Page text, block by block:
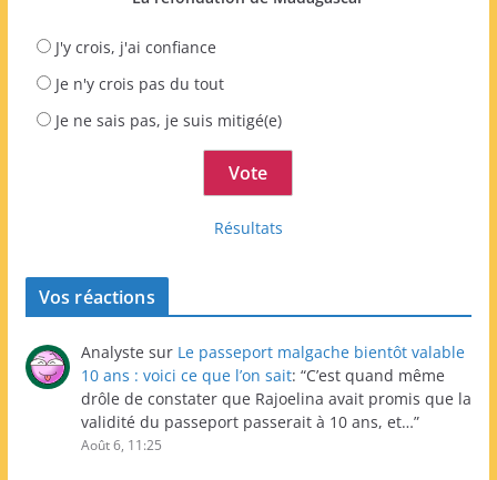
J'y crois, j'ai confiance
Je n'y crois pas du tout
Je ne sais pas, je suis mitigé(e)
Résultats
Vos réactions
Analyste sur Le passeport malgache bientôt valable
10 ans : voici ce que l’on sait: “C’est quand même
drôle de constater que Rajoelina avait promis que la
validité du passeport passerait à 10 ans, et…”
Août 6, 11:25